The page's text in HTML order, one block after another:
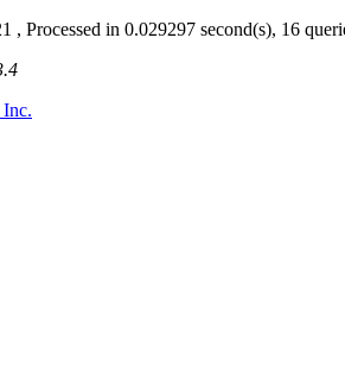
, Processed in 0.029297 second(s), 16
Inc.